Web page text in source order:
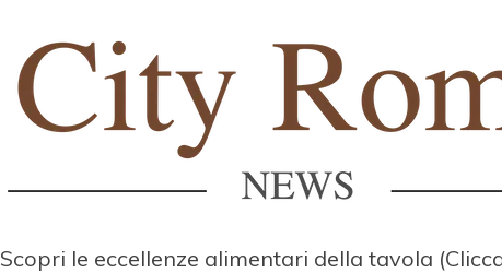
Scopri le eccellenze alimentari della tavola